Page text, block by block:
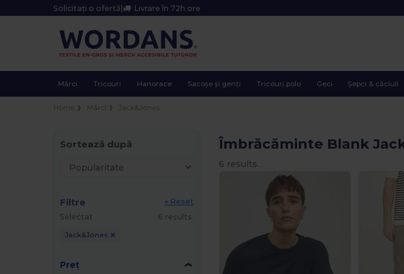
Solicitați o ofertă | Livrare în 72h ore
Mărci Tricouri Hanorace Sacoșe și genți Tricouri polo Geci Șepci & căciuli
Sortează după
Filtre
« Reset
Selectat
6 results.
Jack&Jones
Preț
Îmbrăcăminte Blank
6 results.